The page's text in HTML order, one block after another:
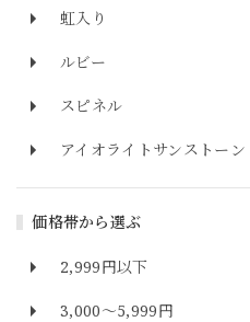
虹入り
ルビー
スピネル
アイオライトサンストーン
価格帯から選ぶ
2,999円以下
3,000～5,999円